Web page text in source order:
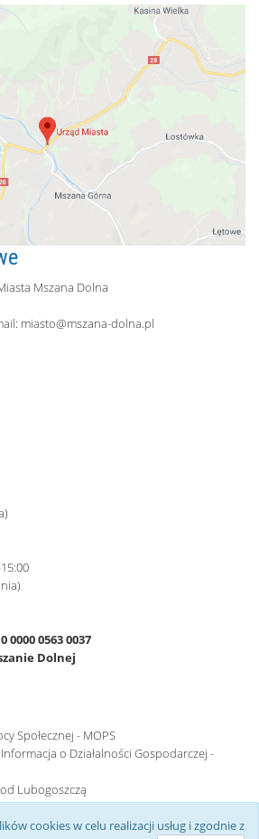
Mszana Dolna
miasto@mszana-dolna.pl
0000 0563 0037
Dolnej
Społecznej - MOPS
o Działalności Gospodarczej -
Lubogoszczą
Miejskiej
Miejskiejcookies w celu realizacji usług i zgodnie z